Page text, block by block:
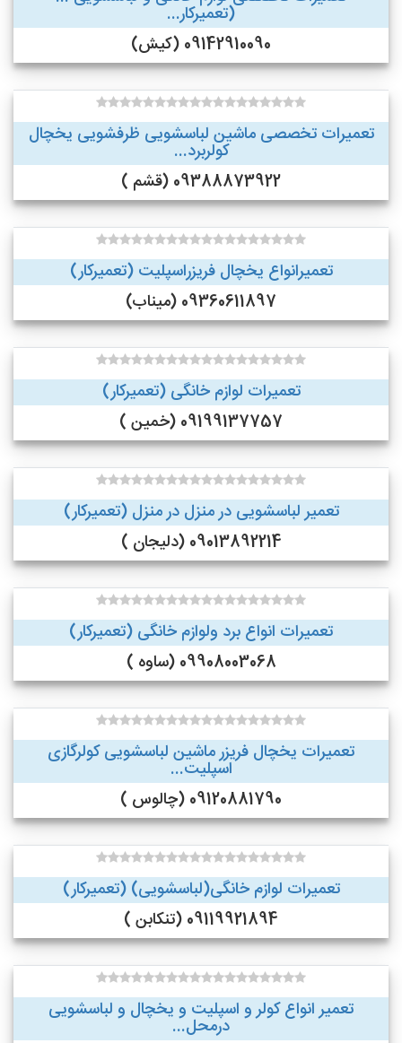
(تعمیرکار...
09142910090 (کیش)
تعمیرات تخصصی ماشین لباسشویی ظرفشویی یخچال
کولربرد...
09388873922 (قشم )
تعمیرانواع یخچال فریزراسپلیت (تعمیرکار)
09360611897 (میناب)
تعمیرات لوازم خانگی (تعمیرکار)
09199137757 (خمین )
تعمیر لباسشویی در منزل در منزل (تعمیرکار)
09013892214 (دلیجان )
تعمیرات انواع برد ولوازم خانگی (تعمیرکار)
09908003068 (ساوه )
تعمیرات یخچال فریزر ماشین لباسشویی کولرگازی
اسپلیت...
09120881790 (چالوس )
تعمیرات لوازم خانگی(لباسشویی) (تعمیرکار)
09119921894 (تنکابن )
تعمیر انواع کولر و اسپلیت و یخچال و لباسشویی
درمحل...